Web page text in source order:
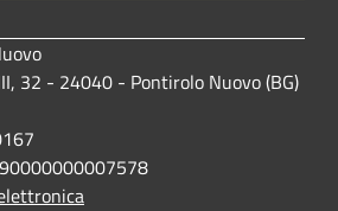
32 - 24040 - Pontirolo Nuovo (BG)